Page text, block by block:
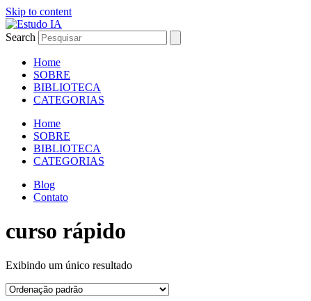
Skip to content
Search
Home
SOBRE
BIBLIOTECA
CATEGORIAS
Home
SOBRE
BIBLIOTECA
CATEGORIAS
Blog
Contato
curso rápido
Exibindo um único resultado